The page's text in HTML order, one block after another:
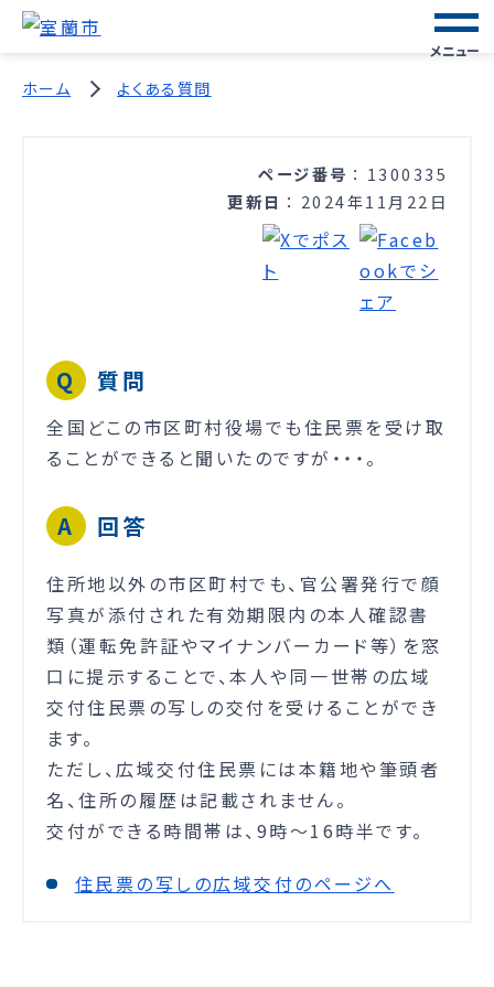
メニュー
ホーム よくある質問
ページ番号
1300335
更新日
2024年11月22日
質問
全国どこの市区町村役場でも住民票を受け取
ることができると聞いたのですが・・・。
回答
住所地以外の市区町村でも、官公署発行で顔
写真が添付された有効期限内の本人確認書
類（運転免許証やマイナンバーカード等）を窓
口に提示することで、本人や同一世帯の広域
交付住民票の写しの交付を受けることができ
ます。
ただし、広域交付住民票には本籍地や筆頭者
名、住所の履歴は記載されません。
交付ができる時間帯は、9時～16時半です。
住民票の写しの広域交付のページへ